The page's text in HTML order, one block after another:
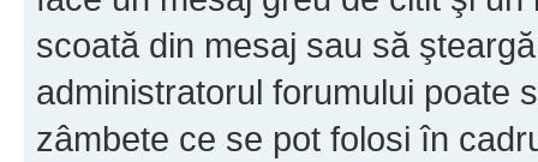
scoată din mesaj sau să
administratorul forumului poate
zâmbete ce se pot folosi în